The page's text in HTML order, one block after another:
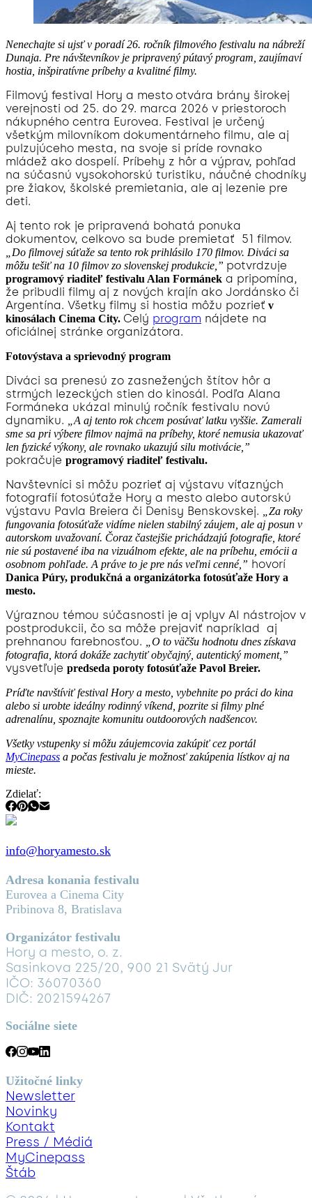
Nenechajte si ujsť v poradí 26. ročník filmového festivalu na nábreží
Dunaja. Pre návštevníkov je pripravený pútavý program, zaujímaví
hostia, inšpiratívne príbehy a kvalitné filmy.
Filmový festival Hory a mesto otvára brány širokej
verejnosti od 25. do 29. marca 2026 v priestoroch
nákupného centra Eurovea. Festival je určený
všetkým milovníkom dokumentárneho filmu, ale aj
pulzujúceho mesta, na svoje si príde rovnako
mládež ako dospelí. Príbehy z hôr a výprav, pohľad
na súčasnú vysokohorskú turistiku, náučné chodníky
pre žiakov, školské premietania, ale aj lezenie pre
deti.
Aj tento rok je pripravená bohatá ponuka
dokumentov, celkovo sa bude premietať 51 filmov.
„Do filmovej súťaže sa tento rok prihlásilo 170 filmov. Diváci sa
môžu tešiť na 10 filmov zo slovenskej produkcie,” potvrdzuje
programový riaditeľ festivalu Alan Formánek a pripomína,
že pribudli filmy aj z nových krajín ako Jordánsko či
Argentína. Všetky filmy si hostia môžu pozrieť v
kinosálach Cinema City. Celý program nájdete na
oficiálnej stránke organizátora.
Fotovýstava a sprievodný program
Diváci sa prenesú zo zasnežených štítov hôr a
strmých lezeckých stien do kinosál. Podľa Alana
Formáneka ukázal minulý ročník festivalu novú
dynamiku.
„A aj tento rok chcem posúvať latku vyššie. Zamerali
sme sa pri výbere filmov najmä na príbehy, ktoré nemusia ukazovať
len fyzické výkony, ale rovnako ukazujú silu motivácie,”
pokračuje programový riaditeľ festivalu.
Navštevníci si môžu pozrieť aj výstavu víťazných
fotografií fotosúťaže Hory a mesto alebo autorskú
výstavu Pavla Breiera či Denisy Benskovskej.
„Za roky
fungovania fotosúťaže vidíme nielen stabilný záujem, ale aj posun v
autorskom uvažovaní. Čoraz častejšie prichádzajú fotografie, ktoré
nie sú postavené iba na vizuálnom efekte, ale na príbehu, emócii a
osobnom pohľade. A práve to je pre nás veľmi cenné,” hovorí
Danica Púry, produkčná a organizátorka fotosúťaže Hory a
mesto.
Výraznou témou súčasnosti je aj vplyv AI nástrojov v
postprodukcii, čo sa môže prejaviť napríklad aj
prehnanou farebnosťou.
„O to väčšu hodnotu dnes získava
fotografia, ktorá dokáže zachytiť obyčajný, autentický moment,”
vysvetľuje predseda poroty fotosúťaže Pavol Breier.
Príďte navštíviť festival Hory a mesto, vybehnite po práci do kina
alebo si urobte ideálny rodinný víkend, pozrite si filmy plné
adrenalínu, spoznajte komunitu outdoorových nadšencov.
Všetky vstupenky si môžu záujemcovia zakúpiť cez portál
MyCinepass a počas festivalu je možnosť zakúpenia lístkov aj na
mieste.
Zdielať:
info@horyamesto.sk
Adresa konania festivalu
Eurovea a Cinema City
Pribinova 8, Bratislava
Organizátor festivalu
Hory a mesto, o. z.
Sasinkova 225/20, 900 21 Svätý Jur
IČO: 36070360
DIČ: 2021594267
Sociálne siete
Užitočné linky
Newsletter
Novinky
Kontakt
Press / Médiá
MyCinepass
Štáb